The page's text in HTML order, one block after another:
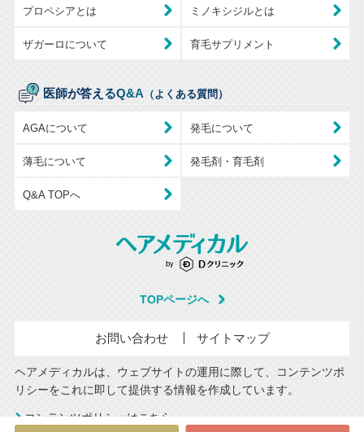
プロペシアとは ミノキシジルとは
ザガーロについて 育毛サプリメント
医師が答えるQ&A（よくある質問）
AGAについて 発毛について
薄毛について 発毛剤・育毛剤
Q&A TOPへ
TOPページへ
お問い合わせ サイトマップ
ヘアメディカルは、ウェブサイトの運用に際して、コンテンツポ
リシーをこれに即して提供する情報を作成しています。
コンテンツポリシーはこちら